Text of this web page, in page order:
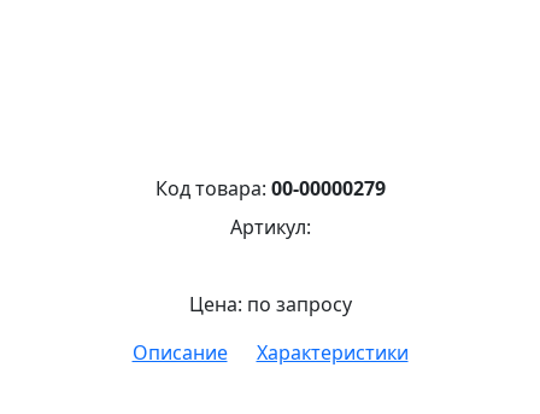
Код товара: 00-00000279
Артикул:
Цена: по запросу
Описание
Характеристики